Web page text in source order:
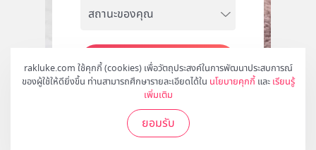
rakluke.com ใช้คุกกี้ (cookies) เพื่อวัตถุประสงค์ในการพัฒนาประสบการณ์
ของผู้ใช้ให้ดียิ่งขึ้น ท่านสามารถศึกษารายละเอียดได้ใน นโยบายคุกกี้ และ เรียนรู้
เพิ่มเติม
ยอมรับ
สมัคร
ติดตามเราได้ที่